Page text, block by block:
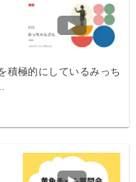
積極的にしているみっち